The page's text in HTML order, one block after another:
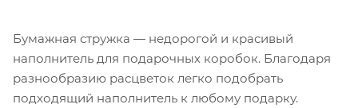
Бумажная стружка — недорогой и красивый
наполнитель для подарочных коробок. Благодаря
разнообразию расцветок легко подобрать
подходящий наполнитель к любому подарку.